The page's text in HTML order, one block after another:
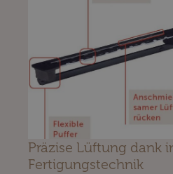
Präzise Lüftung dank
Fertigungstechnik